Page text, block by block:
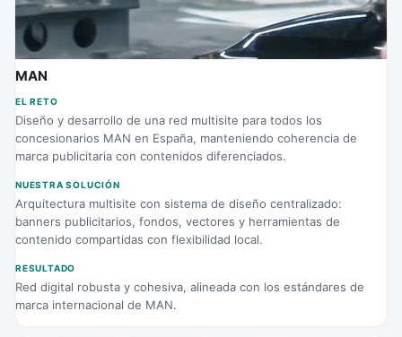
MAN
EL RETO
Diseño y desarrollo de una red multisite para todos los
concesionarios MAN en España, manteniendo coherencia de
marca publicitaria con contenidos diferenciados.
NUESTRA SOLUCIÓN
Arquitectura multisite con sistema de diseño centralizado:
banners publicitarios, fondos, vectores y herramientas de
contenido compartidas con flexibilidad local.
RESULTADO
Red digital robusta y cohesiva, alineada con los estándares de
marca internacional de MAN.